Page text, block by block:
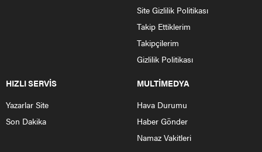
Site Gizlilik Politikası
Takip Ettiklerim
Takipçilerim
Gizlilik Politikası
HIZLI SERVİS
Yazarlar Site
Son Dakika
MULTİMEDYA
Hava Durumu
Haber Gönder
Namaz Vakitleri